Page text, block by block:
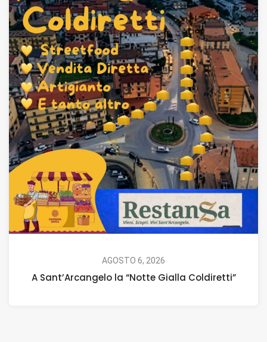
AGOSTO 6, 2026
A Sant’Arcangelo la “Notte Gialla Coldiretti”